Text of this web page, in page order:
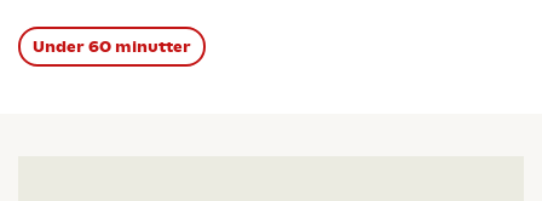
Under 60 minutter